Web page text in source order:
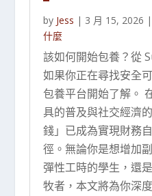
by Jess | 3 月 15, 2026 |
什麼
該如何開始包養？從
如果你正在尋找安全
包養平台開始了解。
具的普及與社交經濟
錢」已成為實現財務
徑。無論你是想增加
彈性工時的學生，還
牧者，本文將為你深